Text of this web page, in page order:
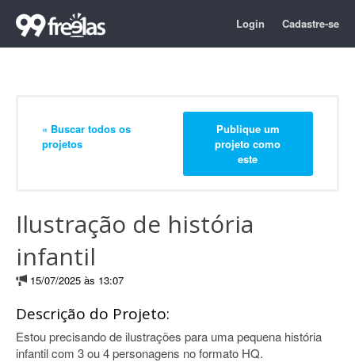
Login Cadastre-se
« Buscar todos os
projetos
Publique um
projeto como
este
Ilustração de história
infantil
15/07/2025 às 13:07
Descrição do Projeto:
Estou precisando de ilustrações para uma pequena história
infantil com 3 ou 4 personagens no formato HQ.